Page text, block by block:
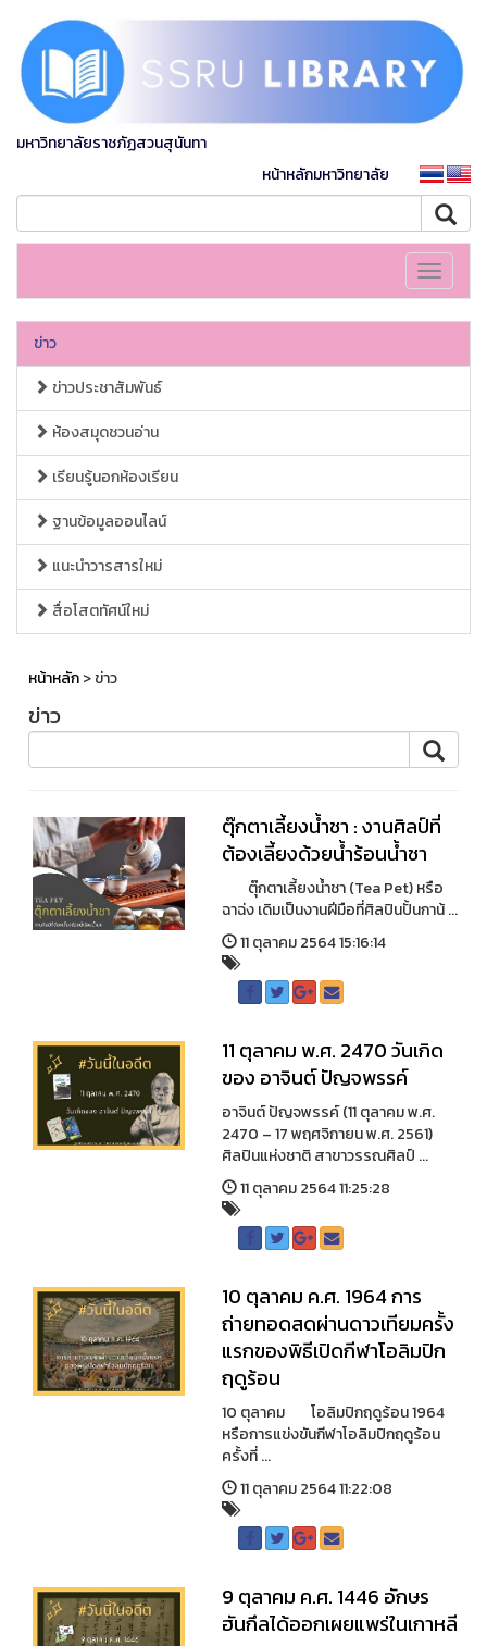
มหาวิทยาลัยราชภัฏสวนสุนันทา
หน้าหลักมหาวิทยาลัย
Toggle
ข่าว
ข่าวประชาสัมพันธ์
ห้องสมุดชวนอ่าน
เรียนรู้นอกห้องเรียน
ฐานข้อมูลออนไลน์
แนะนำวารสารใหม่
สื่อโสตทัศน์ใหม่
หน้าหลัก> ข่าว
ข่าว
ตุ๊กตาเลี้ยงน้ำชา : งานศิลป์ที่
ต้องเลี้ยงด้วยน้ำร้อนน้ำชา
ตุ๊กตาเลี้ยงน้ำชา (Tea Pet) หรือ
ฉาฉ่ง เดิมเป็นงานฝีมือที่ศิลปินปั้นกาน้ ...
11 ตุลาคม 2564 15:16:14
11 ตุลาคม พ.ศ. 2470 วันเกิด
ของ อาจินต์ ปัญจพรรค์
อาจินต์ ปัญจพรรค์ (11 ตุลาคม พ.ศ.
2470 – 17 พฤศจิกายน พ.ศ. 2561)
ศิลปินแห่งชาติ สาขาวรรณศิลป์ ...
11 ตุลาคม 2564 11:25:28
10​ ตุลาคม ค.ศ. 1964 การ
ถ่ายทอดสดผ่านดาวเทียมครั้ง
แรกของพิธีเปิดกีฬาโอลิมปิก
ฤดูร้อน
10 ตุลาคม โอลิมปิกฤดูร้อน 1964
หรือการแข่งขันกีฬาโอลิมปิกฤดูร้อน
ครั้งที่ ...
11 ตุลาคม 2564 11:22:08
9​ ตุลาคม ค.ศ. 1446 อักษร
ฮันกึลได้ออกเผยแพร่ในเกาหลี